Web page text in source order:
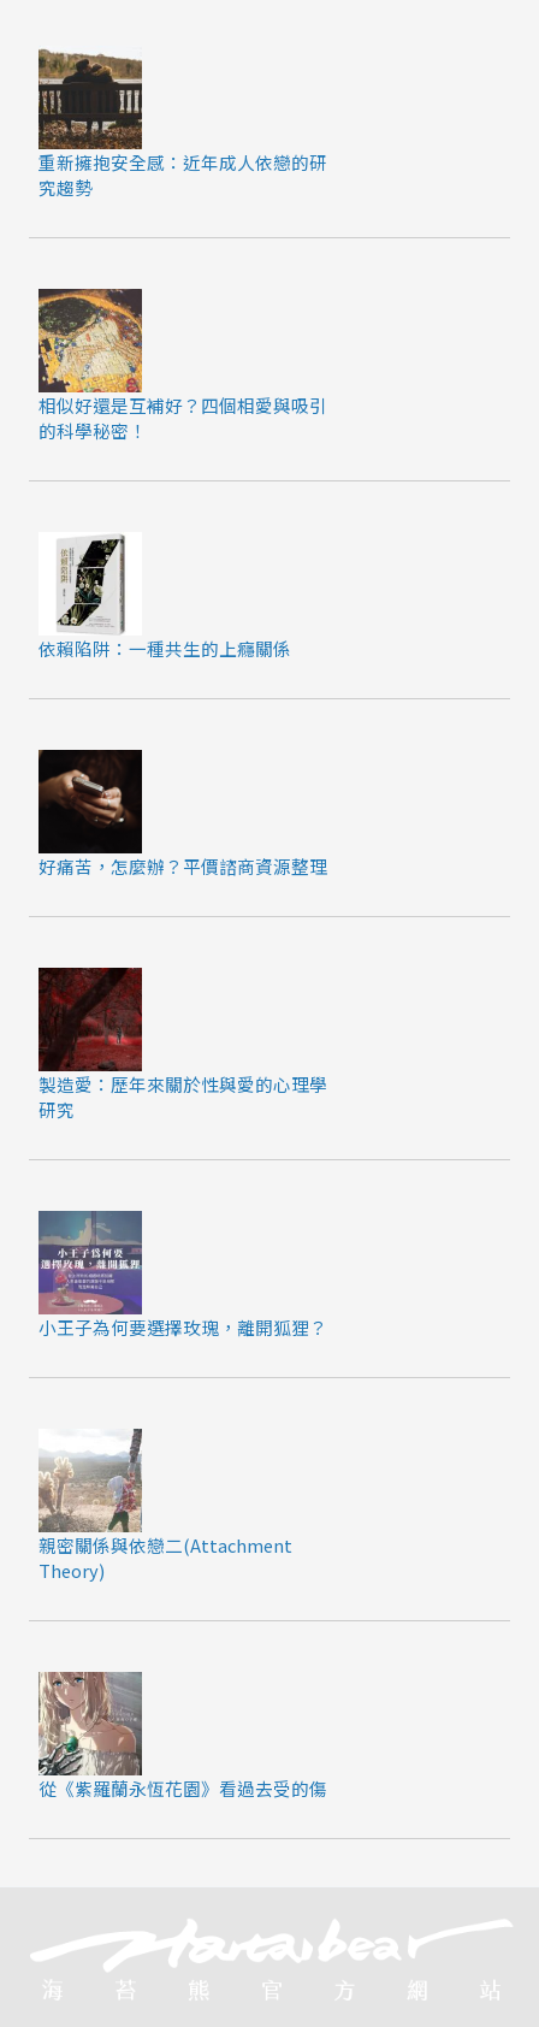
重新擁抱安全感：近年成人依戀的研
究趨勢
相似好還是互補好？四個相愛與吸引
的科學秘密！
依賴陷阱：一種共生的上癮關係
好痛苦，怎麼辦？平價諮商資源整理
製造愛：歷年來關於性與愛的心理學
研究
小王子為何要選擇玫瑰，離開狐狸？
親密關係與依戀二(Attachment
Theory)
從《紫羅蘭永恆花園》看過去受的傷